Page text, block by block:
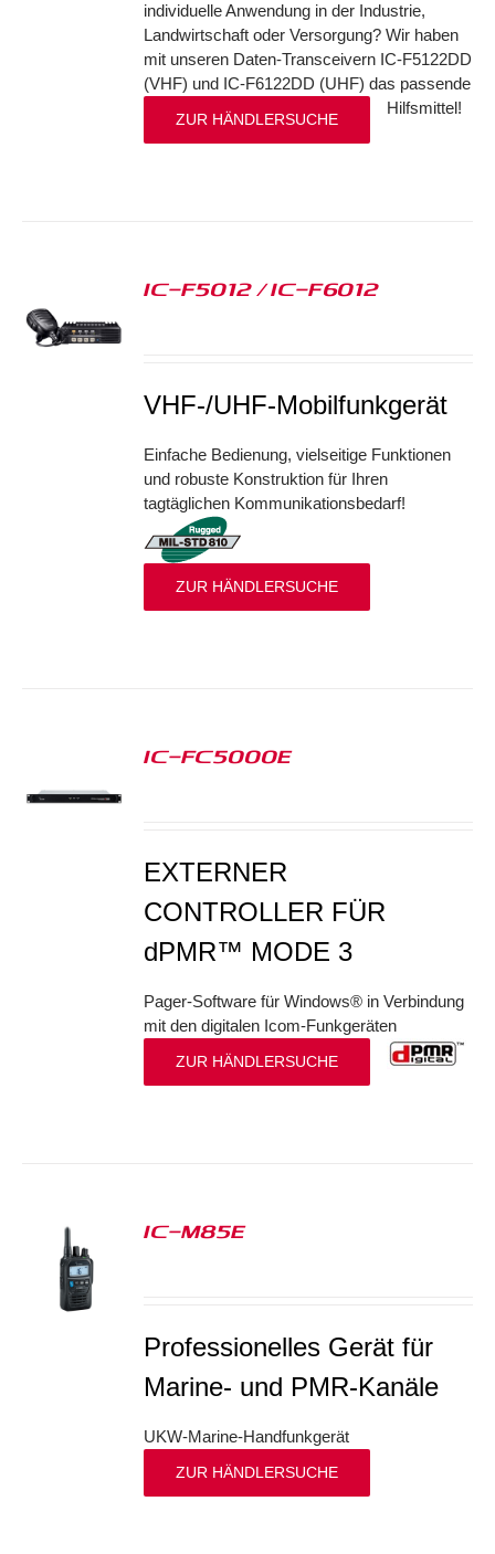
individuelle Anwendung in der Industrie,
Landwirtschaft oder Versorgung? Wir haben
mit unseren Daten-Transceivern IC-F5122DD
(VHF) und IC-F6122DD (UHF) das passende
Hilfsmittel!
ZUR HÄNDLERSUCHE
IC-F5012 / IC-F6012
VHF-/UHF-Mobilfunkgerät
Einfache Bedienung, vielseitige Funktionen
und robuste Konstruktion für Ihren
tagtäglichen Kommunikationsbedarf!
ZUR HÄNDLERSUCHE
IC-FC5000E
EXTERNER
CONTROLLER FÜR
dPMR™ MODE 3
Pager-Software für Windows® in Verbindung
mit den digitalen Icom-Funkgeräten
ZUR HÄNDLERSUCHE
IC-M85E
Professionelles Gerät für
Marine- und PMR-Kanäle
UKW-Marine-Handfunkgerät
ZUR HÄNDLERSUCHE